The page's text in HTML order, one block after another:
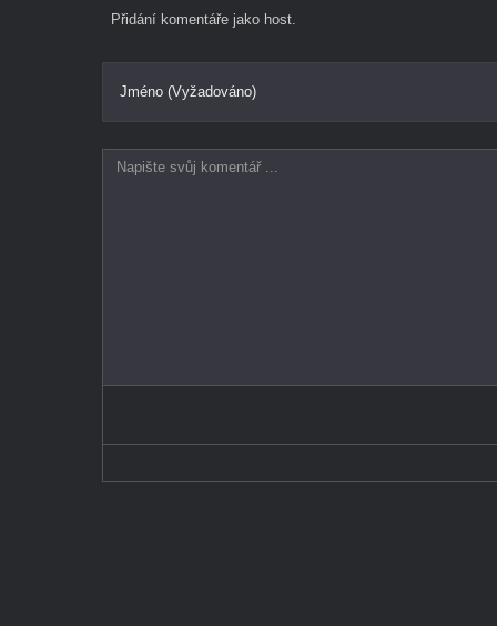
Přidání komentáře jako host.
Jméno (Vyžadováno)